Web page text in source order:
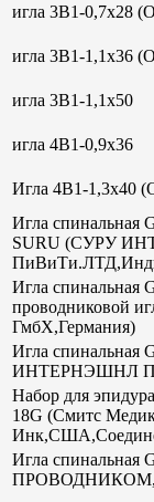
игла 3В1-0,7х28
игла 3В1-1,1х36
игла 3В1-1,1х50
игла 4В1-0,9х36
Игла 4В1-1,3х40
Игла спинальная
SURU (СУРУ
Игла спинальная
проводниковой
ГмбХ,Германия)
Игла
ИНТЕРНЭШНЛ
Набор для
18G (Смитс
Игла спинальная